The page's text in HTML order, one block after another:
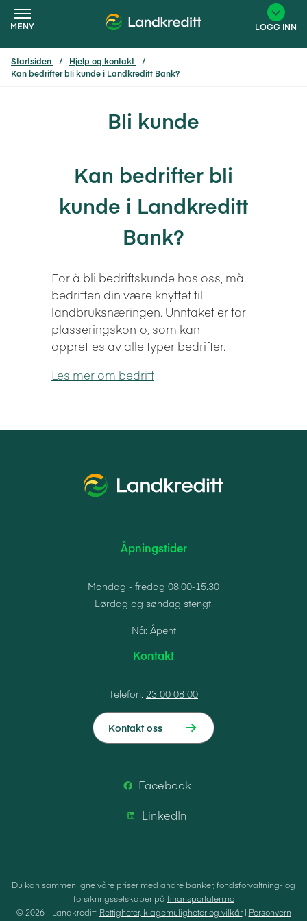
MENY LOGG INN
Startsiden
Hjelp og kontakt
Kan bedrifter bli kunde i Landkreditt Bank?
Bli kunde
Kan bedrifter bli
kunde i Landkreditt
Bank?
For å bli bedriftskunde hos oss, må
bedriften din være knyttet til
landbruksnæringen. Unntaket er for
plasseringskonto, som kan
opprettes av alle typer bedrifter.
Les mer om bedrift
Facebook
LinkedIn
Åpningstider
Mandag - fredag 08.00-15.30
Lørdag og søndag stengt.
Nå: Åpent
Kontakt
Telefon: 23 00 08 00
Kontakt oss
Du kan sammenligne våre priser med andre banker, fondsforvaltning- og
forsikringsselskaper på finansportalen.no
© 2026 - Landkreditt. Rettigheter, klagemuligheter og vilkår| Personvern